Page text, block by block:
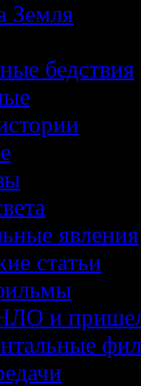
Земля
бедствия
явления
статьи
и